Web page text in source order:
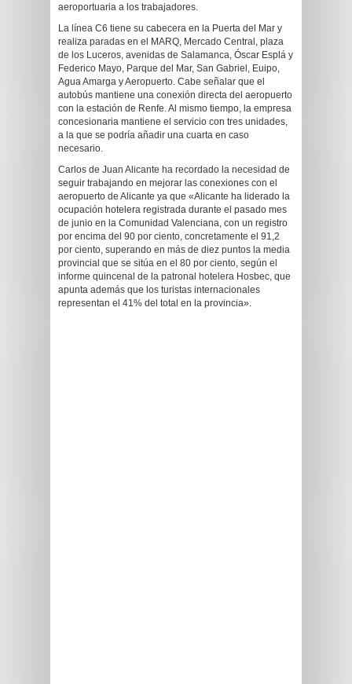
aeroportuaria a los trabajadores.
La línea C6 tiene su cabecera en la Puerta del Mar y
realiza paradas en el MARQ, Mercado Central, plaza
de los Luceros, avenidas de Salamanca, Óscar Esplá y
Federico Mayo, Parque del Mar, San Gabriel, Euipo,
Agua Amarga y Aeropuerto. Cabe señalar que el
autobús mantiene una conexión directa del aeropuerto
con la estación de Renfe. Al mismo tiempo, la empresa
concesionaria mantiene el servicio con tres unidades,
a la que se podría añadir una cuarta en caso
necesario.
Carlos de Juan Alicante ha recordado la necesidad de
seguir trabajando en mejorar las conexiones con el
aeropuerto de Alicante ya que «Alicante ha liderado la
ocupación hotelera registrada durante el pasado mes
de junio en la Comunidad Valenciana, con un registro
por encima del 90 por ciento, concretamente el 91,2
por ciento, superando en más de diez puntos la media
provincial que se sitúa en el 80 por ciento, según el
informe quincenal de la patronal hotelera Hosbec, que
apunta además que los turistas internacionales
representan el 41% del total en la provincia».